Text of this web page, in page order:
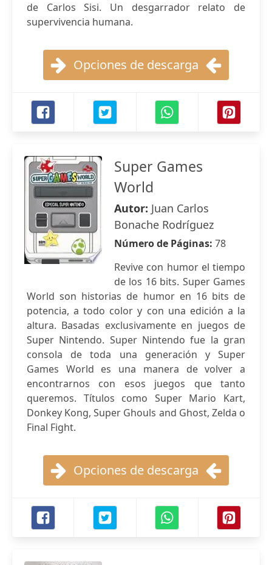
de Carlos Sisi. Un desgarrador relato de
supervivencia humana.
Opciones de descarga
Super Games
World
Autor: Juan Carlos
Bonache Rodríguez
Número de Páginas: 78
Revive con humor el tiempo
de los 16 bits. Super Games
World son historias de humor en 16 bits de
potencia, a todo color y con una edición a la
altura. Basadas exclusivamente en juegos de
Super Nintendo. Super Nintendo fue la gran
consola de toda una generación y Super
Games World es una manera de volver a
encontrarnos con esos juegos que tanto
queremos. Títulos como Super Mario Kart,
Donkey Kong, Super Ghouls and Ghost, Zelda o
Final Fight.
Opciones de descarga